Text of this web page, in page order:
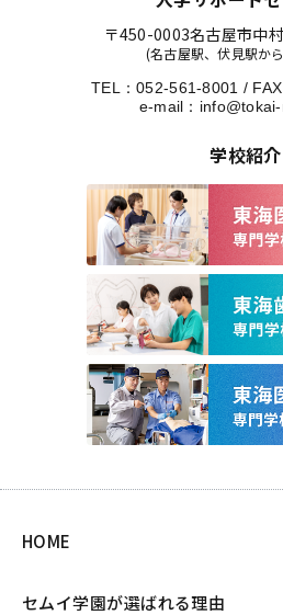
〒450-0003名古屋市中
(名古屋駅、伏見駅か
TEL：052-561-8001 /
e-mail：
学校紹介
HOME
セムイ学園が選ばれる理由